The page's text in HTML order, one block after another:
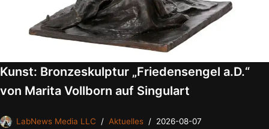
Kunst: Bronzeskulptur „Friedensengel a.D.“
von Marita Vollborn auf Singulart
LabNews Media LLC Aktuelles 2026-08-07